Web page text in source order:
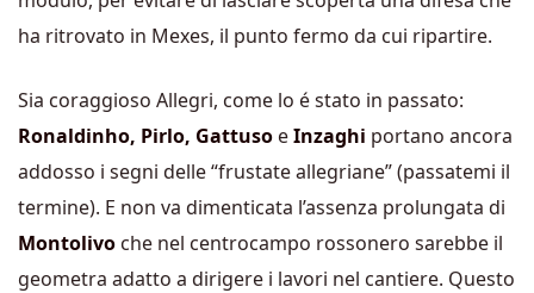
ha ritrovato in Mexes, il punto fermo da cui ripartire.
Sia coraggioso Allegri, come lo é stato in passato:
Ronaldinho, Pirlo, Gattuso eInzaghi portano ancora
addosso i segni delle “frustate allegriane” (passatemi il
termine). E non va dimenticata l’assenza prolungata di
Montolivo che nel centrocampo rossonero sarebbe il
geometra adatto a dirigere i lavori nel cantiere. Questo